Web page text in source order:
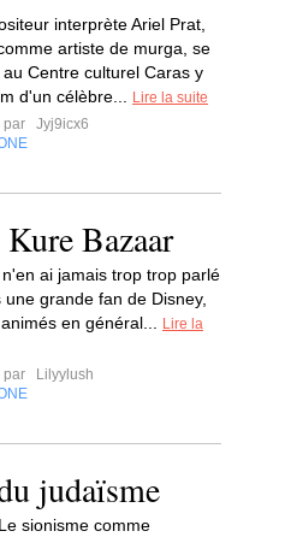
interprète Ariel Prat,
artiste de murga, se
Centre culturel Caras y
d'un célèbre...
Lire la suite
par
Jyj9icx6
Bazaar
ai jamais trop trop parlé
une grande fan de Disney,
en général...
Lire la
par
Lilyylush
judaïsme
sionisme comme